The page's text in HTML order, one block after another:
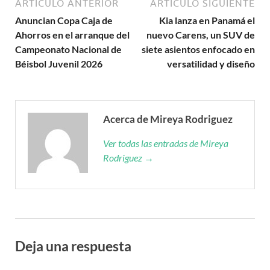
ARTÍCULO ANTERIOR
Anuncian Copa Caja de
Ahorros en el arranque del
Campeonato Nacional de
Béisbol Juvenil 2026
ARTÍCULO SIGUIENTE
Kia lanza en Panamá el
nuevo Carens, un SUV de
siete asientos enfocado en
versatilidad y diseño
Acerca de Mireya Rodriguez
Ver todas las entradas de Mireya
Rodriguez →
Deja una respuesta